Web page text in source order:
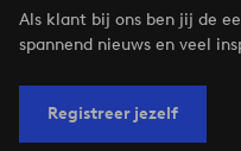
Als klant bij ons ben jij de
spannend nieuws en veel
Registreer jezelf